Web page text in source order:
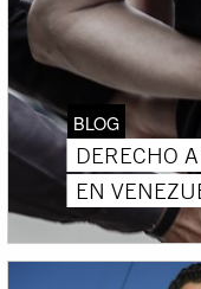
BLOG
DERECHO
EN